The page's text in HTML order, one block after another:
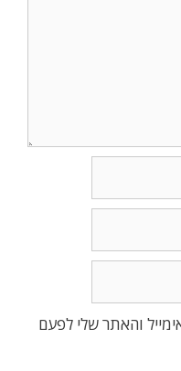
והאתר שלי לפעם